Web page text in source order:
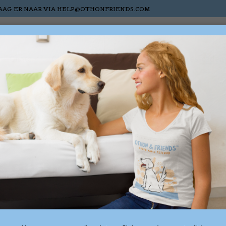
ER NAAR VIA HELP@OTHONFRIENDS.COM
Chevaux Nieuw Sale Cartes-
au mot-clé
1